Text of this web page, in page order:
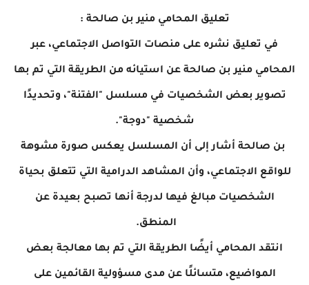
تعليق المحامي منير بن صالحة :
في تعليق نشره على منصات التواصل الاجتماعي، عبر
المحامي منير بن صالحة عن استيائه من الطريقة التي تم بها
تصوير بعض الشخصيات في مسلسل "الفتنة"، وتحديدًا
شخصية "دوجة".
بن صالحة أشار إلى أن المسلسل يعكس صورة مشوهة
للواقع الاجتماعي، وأن المشاهد الدرامية التي تتعلق بحياة
الشخصيات مبالغ فيها لدرجة أنها تصبح بعيدة عن
المنطق.
انتقد المحامي أيضًا الطريقة التي تم بها معالجة بعض
المواضيع، متسائلًا عن مدى مسؤولية القائمين على